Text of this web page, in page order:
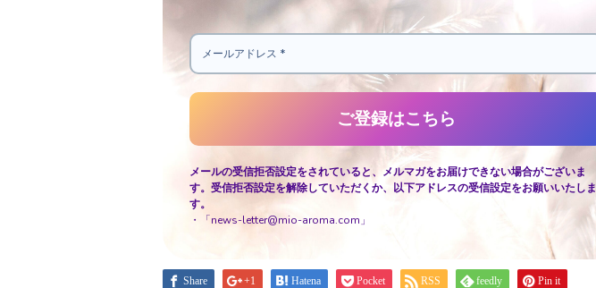
メールの受信拒否設定をされていると、メルマガをお届けできない場合がございま
す。受信拒否設定を解除していただくか、以下アドレスの受信設定をお願いいたしま
す。
・「news-letter@mio-aroma.com」
Share +1 Hatena Pocket RSS feedly Pin it